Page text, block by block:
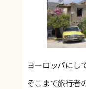
ヨーロッパにし
そこまで旅行者